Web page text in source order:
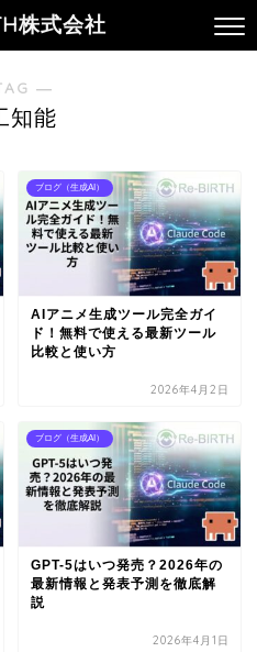
株式会社
―
知能
ブログ（生成AI）
AIアニメ生成ツール完全ガイ
ド！無料で使える最新ツール
比較と使い方
2026年4月2日
ブログ（生成AI）
GPT-5はいつ発売？2026年の
最新情報と発表予測を徹底解
説
2026年4月1日